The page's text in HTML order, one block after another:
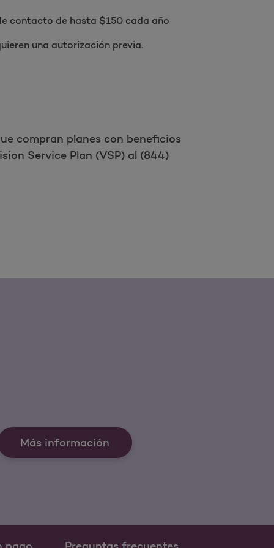
contacto de hasta $150 cada año
una autorización previa.
compran planes con beneficios
Service Plan (VSP) al (844)
Más información